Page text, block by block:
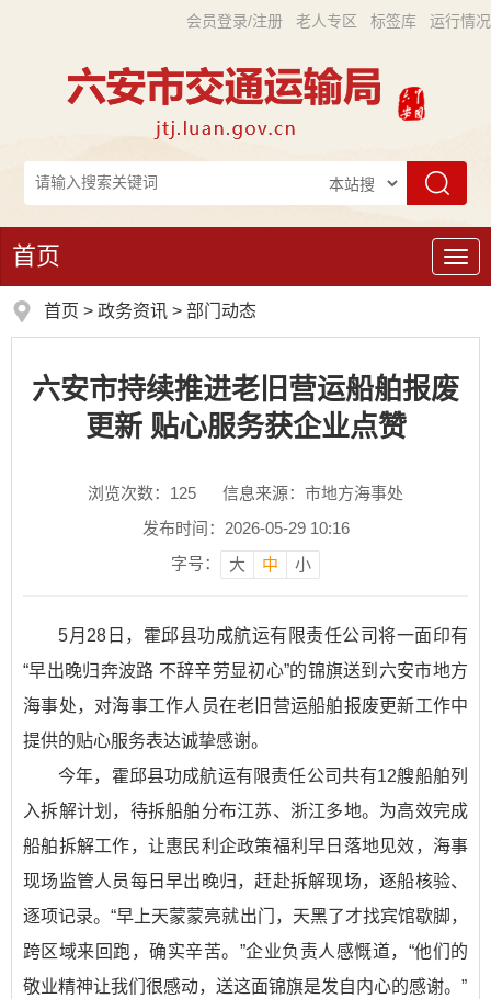
会员登录/注册 老人专区 标签库 运行情况
导
航
首页
首页 > 政务资讯 > 部门动态
六安市持续推进老旧营运船舶报废
更新 贴心服务获企业点赞
浏览次数： 125
信息来源：市地方海事处
发布时间：2026-05-29 10:16
字号：
大 中 小
5月28日，霍邱县功成航运有限责任公司将一面印有
“早出晚归奔波路 不辞辛劳显初心”的锦旗送到六安市地方
海事处，对海事工作人员在老旧营运船舶报废更新工作中
提供的贴心服务表达诚挚感谢。
今年，霍邱县功成航运有限责任公司共有12艘船舶列
入拆解计划，待拆船舶分布江苏、浙江多地。为高效完成
船舶拆解工作，让惠民利企政策福利早日落地见效，海事
现场监管人员每日早出晚归，赶赴拆解现场，逐船核验、
逐项记录。“早上天蒙蒙亮就出门，天黑了才找宾馆歇脚，
跨区域来回跑，确实辛苦。”企业负责人感慨道，“他们的
敬业精神让我们很感动，送这面锦旗是发自内心的感谢。”